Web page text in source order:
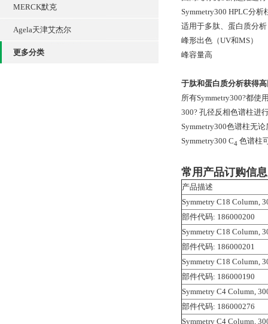
MERCK默克
Agela天津艾杰尔
更多分类
Symmetry300 HPLC分
适用于多肽、蛋白质分析
峰形出色（UV和MS）
峰容量高
于肽和蛋白质分析获得
所有Symmetry300?都使
300? 孔径反相色谱柱进
Symmetry300色谱柱无
Symmetry300 C4 色谱柱
常用产品订购信
产品描述
Symmetry C18 Column,
部件代码: 186000200
Symmetry C18 Column,
部件代码: 186000201
Symmetry C18 Column,
部件代码: 186000190
Symmetry C4 Column,
部件代码: 186000276
Symmetry C4 Column,